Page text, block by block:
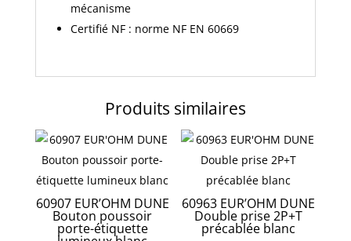
mécanisme
Certifié NF : norme NF EN 60669
Produits similaires
60907 EUR’OHM DUNE
Bouton poussoir
porte-étiquette
60963 EUR’OHM DUNE
Double prise 2P+T
précablée blanc